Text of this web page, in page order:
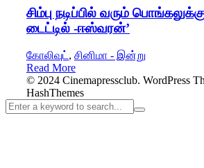
சிம்பு நடிப்பில் வரும்
டைட்டில் -ஈஸ்வரன்’
கோலிவுட் , சினிமா - இன்று
Read More
© 2024 Cinemapressclub. WordPress
HashThemes